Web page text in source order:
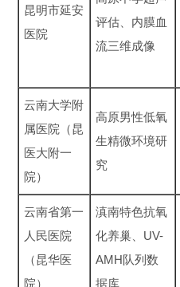
昆明市延安
医院
评估、内膜血
流三维成像
云南大学附
属医院（昆
医大附一
院）
高原男性低氧
生精微环境研
究
云南省第一
人民医院
（昆华医
院）
滇南特色抗氧
化养巢、UV-
AMH队列数
据库